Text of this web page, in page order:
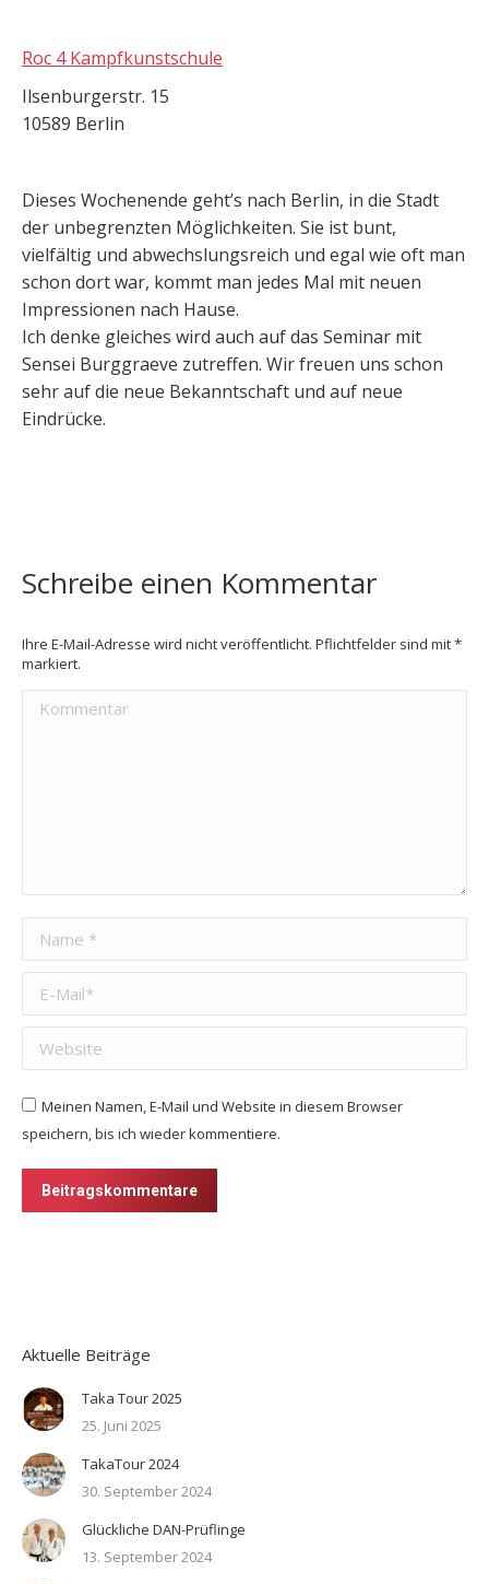
Roc 4 Kampfkunstschule
Ilsenburgerstr. 15
10589 Berlin
Dieses Wochenende geht’s nach Berlin, in die Stadt
der unbegrenzten Möglichkeiten. Sie ist bunt,
vielfältig und abwechslungsreich und egal wie oft man
schon dort war, kommt man jedes Mal mit neuen
Impressionen nach Hause.
Ich denke gleiches wird auch auf das Seminar mit
Sensei Burggraeve zutreffen. Wir freuen uns schon
sehr auf die neue Bekanntschaft und auf neue
Eindrücke.
Schreibe einen Kommentar
Ihre E-Mail-Adresse wird nicht veröffentlicht. Pflichtfelder sind mit*
markiert.
Kommentar
Name *
E-Mail *
Website
Meinen Namen, E-Mail und Website in diesem Browser
speichern, bis ich wieder kommentiere.
Beitragskommentare
Aktuelle Beiträge
Taka Tour 2025
25. Juni 2025
TakaTour 2024
30. September 2024
Glückliche DAN-Prüflinge
13. September 2024